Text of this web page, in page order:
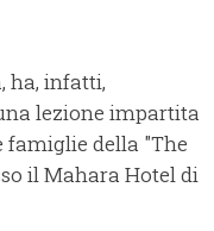
ha, infatti,
lezione impartita
famiglie della "The
il Mahara Hotel di